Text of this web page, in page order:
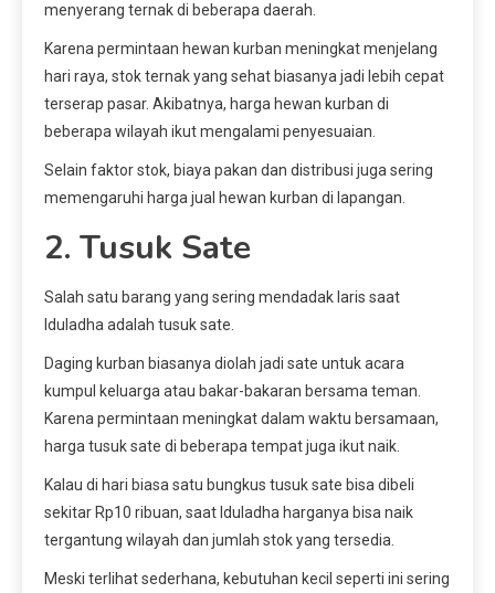
menyerang ternak di beberapa daerah.
Karena permintaan hewan kurban meningkat menjelang
hari raya, stok ternak yang sehat biasanya jadi lebih cepat
terserap pasar. Akibatnya, harga hewan kurban di
beberapa wilayah ikut mengalami penyesuaian.
Selain faktor stok, biaya pakan dan distribusi juga sering
memengaruhi harga jual hewan kurban di lapangan.
2. Tusuk Sate
Salah satu barang yang sering mendadak laris saat
Iduladha adalah tusuk sate.
Daging kurban biasanya diolah jadi sate untuk acara
kumpul keluarga atau bakar-bakaran bersama teman.
Karena permintaan meningkat dalam waktu bersamaan,
harga tusuk sate di beberapa tempat juga ikut naik.
Kalau di hari biasa satu bungkus tusuk sate bisa dibeli
sekitar Rp10 ribuan, saat Iduladha harganya bisa naik
tergantung wilayah dan jumlah stok yang tersedia.
Meski terlihat sederhana, kebutuhan kecil seperti ini sering